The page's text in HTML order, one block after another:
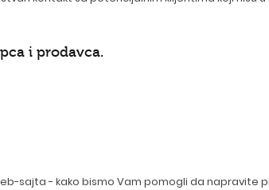
i prodavca.
sajta - kako bismo Vam pomogli da napravite